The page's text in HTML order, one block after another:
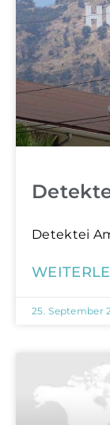
Detektei
25. September